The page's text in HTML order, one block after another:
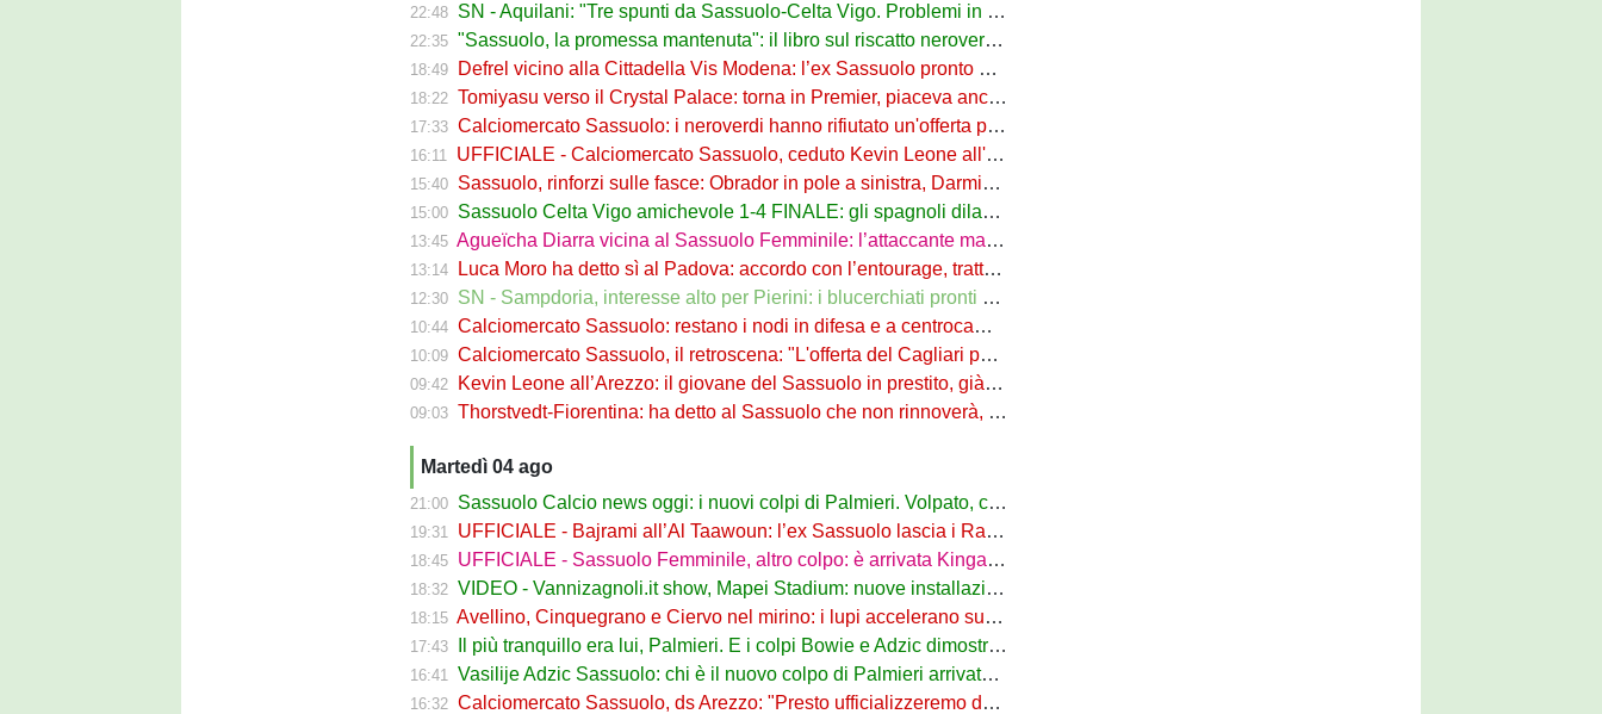
22:48 SN - Aquilani: "Tre spunti da Sassuolo-Celta Vigo. Problemi in difesa, lì non sto allenando"
22:35 "Sassuolo, la promessa mantenuta": il libro sul riscatto neroverde su Amazon e in libreria
18:49 Defrel vicino alla Cittadella Vis Modena: l’ex Sassuolo pronto a scendere in Serie D
18:22 Tomiyasu verso il Crystal Palace: torna in Premier, piaceva anche al Sassuolo
17:33 Calciomercato Sassuolo: i neroverdi hanno rifiutato un'offerta per Pinamonti
16:11 UFFICIALE - Calciomercato Sassuolo, ceduto Kevin Leone all'Arezzo: il comunicato
15:40 Sassuolo, rinforzi sulle fasce: Obrador in pole a sinistra, Darmian soluzione a destra
15:00 Sassuolo Celta Vigo amichevole 1-4 FINALE: gli spagnoli dilagano nel finale
13:45 Agueïcha Diarra vicina al Sassuolo Femminile: l’attaccante maliana a parametro zero dal PSG
13:14 Luca Moro ha detto sì al Padova: accordo con l’entourage, trattativa con il Sassuolo in corso
12:30 SN - Sampdoria, interesse alto per Pierini: i blucerchiati pronti a riprovarci a fine calciomercato
10:44 Calciomercato Sassuolo: restano i nodi in difesa e a centrocampo. Occhio alle uscite
10:09 Calciomercato Sassuolo, il retroscena: "L'offerta del Cagliari per Adzic era più alta"
09:42 Kevin Leone all’Arezzo: il giovane del Sassuolo in prestito, già in campo a Rigutino
09:03 Thorstvedt-Fiorentina: ha detto al Sassuolo che non rinnoverà, viola in agguato
Martedì 04 ago
21:00 Sassuolo Calcio news oggi: i nuovi colpi di Palmieri. Volpato, caso rientrato
19:31 UFFICIALE - Bajrami all’Al Taawoun: l’ex Sassuolo lascia i Rangers e riparte dall’Arabia Saudita
18:45 UFFICIALE - Sassuolo Femminile, altro colpo: è arrivata Kinga Wyrwas!
18:32 VIDEO - Vannizagnoli.it show, Mapei Stadium: nuove installazioni all’esterno
18:15 Avellino, Cinquegrano e Ciervo nel mirino: i lupi accelerano sul mercato dal Sassuolo
17:43 Il più tranquillo era lui, Palmieri. E i colpi Bowie e Adzic dimostrano il perché
16:41 Vasilije Adzic Sassuolo: chi è il nuovo colpo di Palmieri arrivato dalla Juve. Ruolo e Fantacalcio
16:32 Calciomercato Sassuolo, ds Arezzo: "Presto ufficializzeremo due arrivi dai neroverdi"